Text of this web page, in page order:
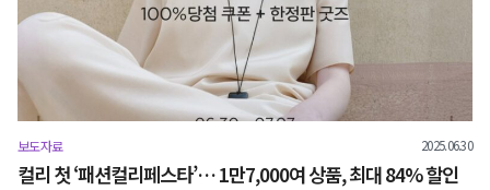
보도자료 2025.06.30
컬리 첫 ‘패션컬리페스타’… 1만7,000여 상품, 최대 84% 할인